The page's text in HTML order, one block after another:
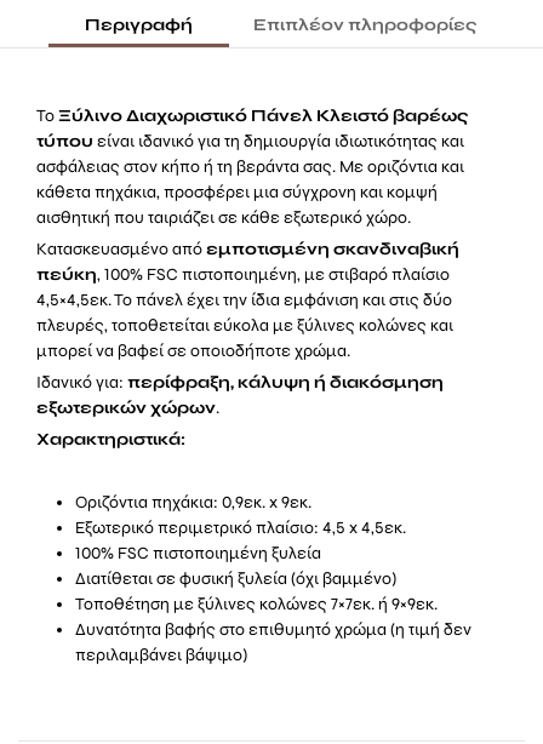
90
180εκ.
ποσότητα
Περιγραφή Επιπλέον πληροφορίες
ΤοΞύλινο Διαχωριστικό Πάνελ Κλειστό βαρέως
τύπου είναι ιδανικό για τη δημιουργία ιδιωτικότητας και
ασφάλειας στον κήπο ή τη βεράντα σας. Με οριζόντια και
κάθετα πηχάκια, προσφέρει μια σύγχρονη και κομψή
αισθητική που ταιριάζει σε κάθε εξωτερικό χώρο.
Κατασκευασμένο απόεμποτισμένη σκανδιναβική
πεύκη, 100% FSC πιστοποιημένη, με στιβαρό πλαίσιο
4,5×4,5εκ. Το πάνελ έχει την ίδια εμφάνιση και στις δύο
πλευρές, τοποθετείται εύκολα με ξύλινες κολώνες και
μπορεί να βαφεί σε οποιοδήποτε χρώμα.
Ιδανικό για: περίφραξη, κάλυψη ή διακόσμηση
εξωτερικών χώρων.
Χαρακτηριστικά:
Οριζόντια πηχάκια: 0,9εκ. x 9εκ.
Εξωτερικό περιμετρικό πλαίσιο: 4,5 x 4,5εκ.
100% FSC πιστοποιημένη ξυλεία
Διατίθεται σε φυσική ξυλεία (όχι βαμμένο)
Τοποθέτηση με ξύλινες κολώνες 7×7εκ. ή 9×9εκ.
Δυνατότητα βαφής στο επιθυμητό χρώμα (η τιμή δεν
περιλαμβάνει βάψιμο)